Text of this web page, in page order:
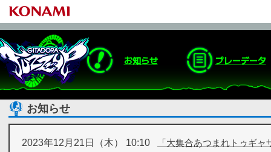
お知らせ プレーデータ
お知らせ
2023年12月21日（木） 10:10 「大集合あつまれトゥギ